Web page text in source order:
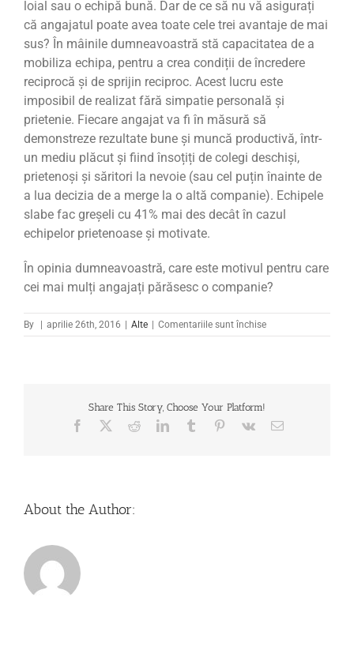
loial sau o echipă bună. Dar de ce să nu vă asigurați
că angajatul poate avea toate cele trei avantaje de mai
sus? În mâinile dumneavoastră stă capacitatea de a
mobiliza echipa, pentru a crea condiții de încredere
reciprocă și de sprijin reciproc. Acest lucru este
imposibil de realizat fără simpatie personală și
prietenie. Fiecare angajat va fi în măsură să
demonstreze rezultate bune și muncă productivă, într-
un mediu plăcut și fiind însoțiți de colegi deschiși,
prietenoși și săritori la nevoie (sau cel puțin înainte de
a lua decizia de a merge la o altă companie). Echipele
slabe fac greșeli cu 41% mai des decât în cazul
echipelor prietenoase și motivate.
În opinia dumneavoastră, care este motivul pentru care
cei mai mulți angajați părăsesc o companie?
By | aprilie 26th, 2016 | Alte | Comentariile sunt închisepentru
Cinci
angajații
Share This Story, Choose Your Platform!
Facebook RedditLinkedInTumblr Pinterest
Vk Email
About the Author: